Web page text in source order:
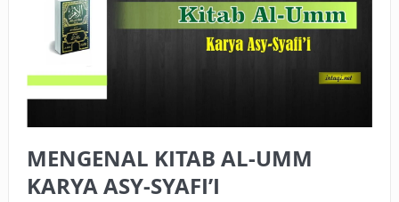
BAGAIMANA CARA MEMBAYAR ZAKAT UANG?
UANG HARAM BISA MENJADI HALAL JIKA SEBAB
ISTIDLAL BATIL VS ISTIDLAL SYAR’I
BAHASA CINTA KARENA ALLAH
HUKUM MEMBAYAR ZAKAT DENGAN CARA MENGANGSUR
MENGENAL KITAB AL-UMM
KARYA ASY-SYAFI’I